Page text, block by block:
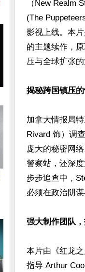
（New Realm
(The
影视上线。本
的主题续作，
压与全球扩张的
揭秘跨国镇压
加拿大情报局
Rivard 饰）调
庞大的秘密网
警察站，还深
步步追查中，
必须在政治阴
强大制作团队
本片由《红龙
指导 Arthur